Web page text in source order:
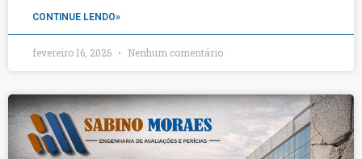
CONTINUE LENDO»
fevereiro 16, 2026 Nenhum comentário